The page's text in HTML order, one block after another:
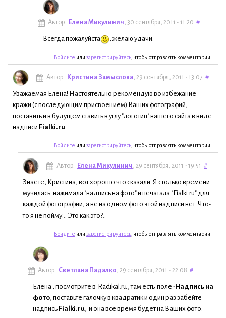
Автор: Елена Микулинич, 30 сентября, 2011 - 11:20 #
Всегда пожалуйста , желаю удачи.
Войдите или зарегистрируйтесь , чтобы отправлять комментарии
Автор: Кристина Замыслова, 29 сентября, 2011 - 13:07 #
Уважаемая Елена! Настоятельно рекомендую во избежание
кражи (с последующим присвоением) Ваших фотографий,
поставить и в будущем ставить в углу "логотип" нашего сайта в виде
надписи Fialki.ru
Войдите или зарегистрируйтесь , чтобы отправлять комментарии
Автор: Елена Микулинич, 29 сентября, 2011 - 19:51 #
Знаете, Кристина, вот хорошо что сказали. Я столько времени
мучилась: нажимала "надпись на фото" и печатала "Fialki.ru" для
каждой фотографии, а не на одном фото этой надписи нет. Что-
то я не пойму... Это как это?..
Войдите или зарегистрируйтесь , чтобы отправлять комментарии
Автор: Светлана Падалко, 29 сентября, 2011 - 22:08 #
Елена , посмотрите в Radikal.ru , там есть поле- Надпись на
фото, поставьте галочку в квадратик и один раз забейте
надпись Fialki.ru, и она все время будет на Ваших фото.